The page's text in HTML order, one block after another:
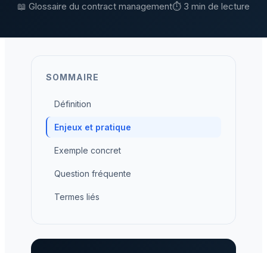
📖 Glossaire du contract management⏱️ 3 min de lecture
SOMMAIRE
Définition
Enjeux et pratique
Exemple concret
Question fréquente
Termes liés